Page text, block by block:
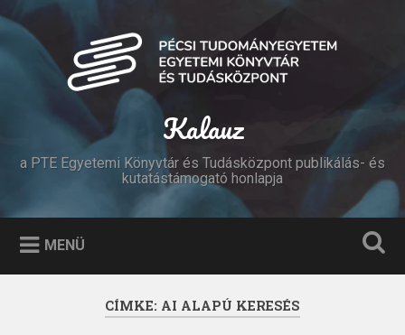
Tovább
tartalomhoz
Keresés
Kalauz
a PTE Egyetemi Könyvtár és Tudásközpont publikálás- és
kutatástámogató honlapja
MENÜ
CÍMKE: AI ALAPÚ KERESÉS